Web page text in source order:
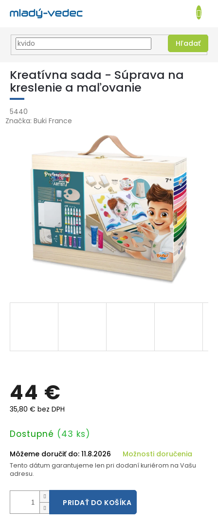
Prejsť
obsah
EUR
Hľadať
KOŠÍK
Kreatívna sada - Súprava na
kreslenie a maľovanie
5440
Značka: Buki France
44 €
35,80 € bez DPH
Jednotková
Dostupné (43 ks)
Môžeme doručiť do: 11.8.2026 Možnosti doručenia
Tento dátum garantujeme len pri dodaní kuriérom na Vašu
adresu.
PRIDAŤ DO KOŠÍKA